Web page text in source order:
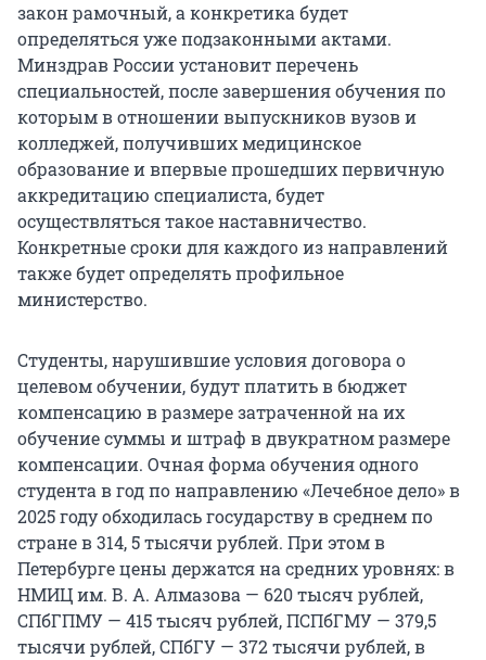
закон рамочный, а конкретика будет
определяться уже подзаконными актами.
Минздрав России установит перечень
специальностей, после завершения обучения по
которым в отношении выпускников вузов и
колледжей, получивших медицинское
образование и впервые прошедших первичную
аккредитацию специалиста, будет
осуществляться такое наставничество.
Конкретные сроки для каждого из направлений
также будет определять профильное
министерство.
Студенты, нарушившие условия договора о
целевом обучении, будут платить в бюджет
компенсацию в размере затраченной на их
обучение суммы и штраф в двукратном размере
компенсации. Очная форма обучения одного
студента в год по направлению «Лечебное дело» в
2025 году обходилась государству в среднем по
стране в 314, 5 тысячи рублей. При этом в
Петербурге цены держатся на средних уровнях: в
НМИЦ им. В. А. Алмазова — 620 тысяч рублей,
СПбГПМУ — 415 тысяч рублей, ПСПбГМУ — 379,5
тысячи рублей, СПбГУ — 372 тысячи рублей, в